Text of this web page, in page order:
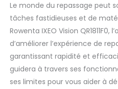
Le monde du repassage peut
tâches fastidieuses et de
Rowenta IXEO Vision
d’améliorer l’expérience de
garantissant rapidité et
guidera à travers ses
ses limites pour vous aider à